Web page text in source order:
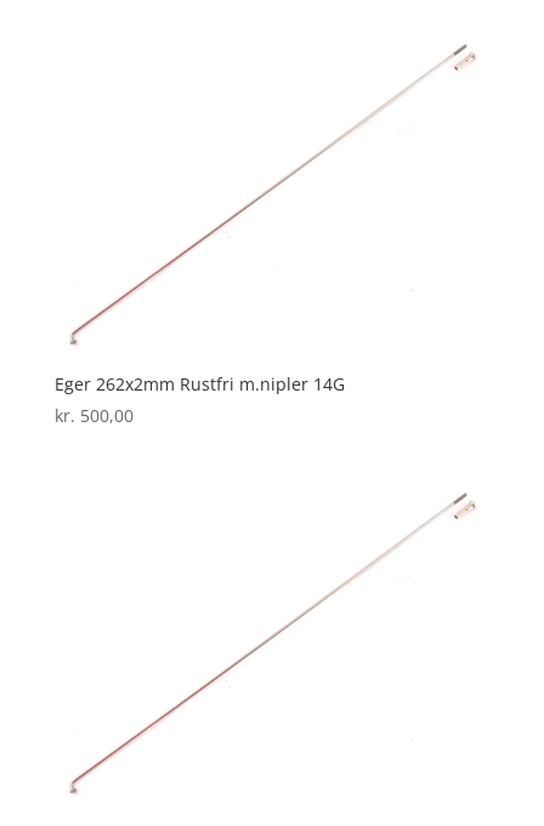
Eger 262x2mm Rustfri m.nipler 14G
kr. 500,00